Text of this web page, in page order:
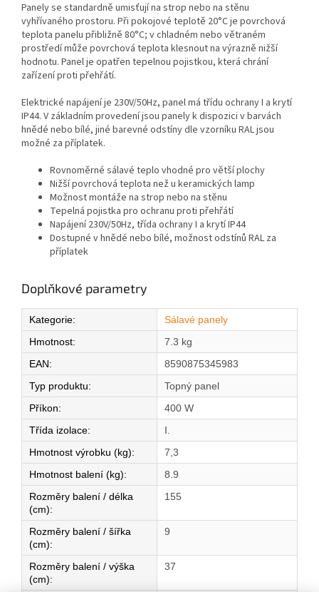
Panely se standardně umisťují na strop nebo na stěnu
vyhřívaného prostoru. Při pokojové teplotě 20°C je povrchová
teplota panelu přibližně 80°C; v chladném nebo větraném
prostředí může povrchová teplota klesnout na výrazně nižší
hodnotu. Panel je opatřen tepelnou pojistkou, která chrání
zařízení proti přehřátí.
Elektrické napájení je 230V/50Hz, panel má třídu ochrany I a krytí
IP44. V základním provedení jsou panely k dispozici v barvách
hnědé nebo bílé, jiné barevné odstíny dle vzorníku RAL jsou
možné za příplatek.
Rovnoměrné sálavé teplo vhodné pro větší plochy
Nižší povrchová teplota než u keramických lamp
Možnost montáže na strop nebo na stěnu
Tepelná pojistka pro ochranu proti přehřátí
Napájení 230V/50Hz, třída ochrany I a krytí IP44
Dostupné v hnědé nebo bílé, možnost odstínů RAL za
příplatek
Doplňkové parametry
Kategorie:
Sálavé panely
Hmotnost:
7.3 kg
EAN:
8590875345983
Typ produktu:
Topný panel
Příkon:
400 W
Třída izolace:
I.
Hmotnost výrobku (kg):
7,3
Hmotnost balení (kg):
8.9
Rozměry balení / délka
(cm):
155
Rozměry balení / šířka
(cm):
9
Rozměry balení / výška
(cm):
37